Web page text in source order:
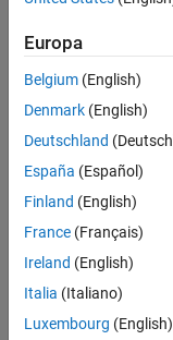
Europa
Belgium (English)
Denmark (English)
Deutschland
España (Español)
Finland (English)
France (Français)
Ireland (English)
Italia (Italiano)
Luxembourg (English)
Centro de confianza
Política de privacidad
Información de
© 1994-2026 The